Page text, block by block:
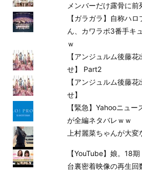
メンバーだけ露骨に
【ガラガラ】自称ハ
ん、カワラボ3番手キ
ｗ
【アンジュルム後藤
せ】 Part2
【アンジュルム後藤
せ】
【緊急】Yahooニュ
が全編ネタバレｗｗ
上村麗菜ちゃんが大
【YouTube】娘。18
台裏密着映像の再生回